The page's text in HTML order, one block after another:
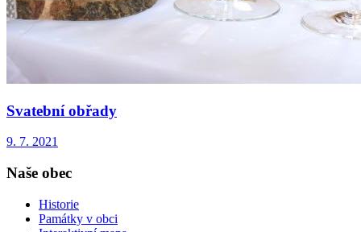
Svatební obřady
9. 7. 2021
Naše obec
Historie
Památky v obci